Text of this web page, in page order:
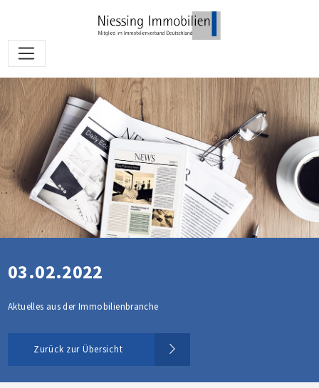
03.02.2022
Aktuelles aus der Immobilienbranche
Zurück zur Übersicht